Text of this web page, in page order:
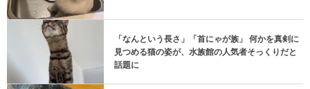
「なんという長さ」「首にゃが族」 何かを真剣に
見つめる猫の姿が、水族館の人気者そっくりだと
話題に